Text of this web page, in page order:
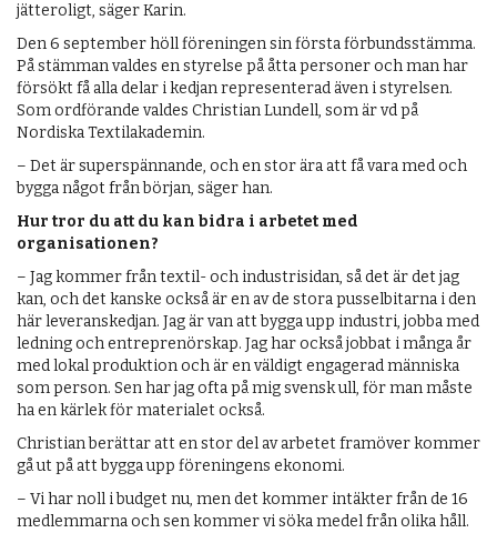
jätteroligt, säger Karin.
Den 6 september höll föreningen sin första förbundsstämma.
På stämman valdes en styrelse på åtta personer och man har
försökt få alla delar i kedjan representerad även i styrelsen.
Som ordförande valdes Christian Lundell, som är vd på
Nordiska Textilakademin.
– Det är superspännande, och en stor ära att få vara med och
bygga något från början, säger han.
Hur tror du att du kan bidra i arbetet med
organisationen?
– Jag kommer från textil- och industrisidan, så det är det jag
kan, och det kanske också är en av de stora pusselbitarna i den
här leverans­kedjan. Jag är van att bygga upp industri, jobba med
ledning och entreprenörskap. Jag har också jobbat i många år
med lokal produktion och är en väldigt engagerad människa
som person. Sen har jag ofta på mig svensk ull, för man måste
ha en kärlek för materialet också.
Christian berättar att en stor del av arbetet framöver kommer
gå ut på att bygga upp föreningens ekonomi.
– Vi har noll i budget nu, men det kommer intäkter från de 16
medlemmarna och sen kommer vi söka medel från olika håll.